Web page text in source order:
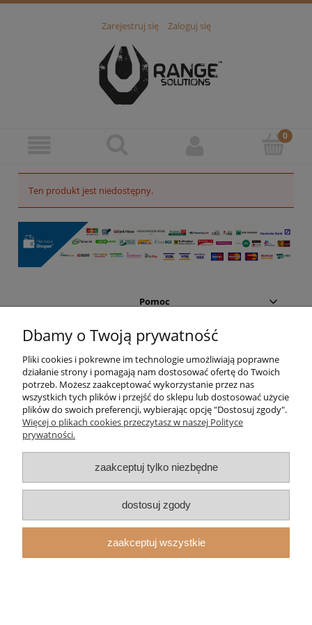
Zarejestruj się Zaloguj się
Ten produkt jest niedostępny.
Pomoc
Moje konto
Strefa Klienta
Informacje
pokaż pełną wersję strony
Sklep internetowy Shoper.pl
Dbamy o Twoją prywatność
Pliki cookies i pokrewne im technologie umożliwiają poprawne
działanie strony i pomagają nam dostosować ofertę do Twoich
potrzeb. Możesz zaakceptować wykorzystanie przez nas
wszystkich tych plików i przejść do sklepu lub dostosować użycie
plików do swoich preferencji, wybierając opcję "Dostosuj zgody".
Więcej o plikach cookies przeczytasz w naszej Polityce
prywatności.
zaakceptuj tylko niezbędne
dostosuj zgody
zaakceptuj wszystkie